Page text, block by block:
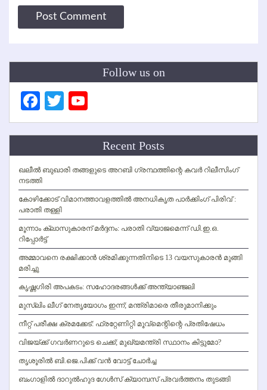
Follow us on
Facebook
Twitter
Channel
Recent Posts
ഖലീല്‍ ബുഖാരി തങ്ങളുടെ അറബി ഗ്രന്ഥത്തിന്റെ കവര്‍ റിലീസിംഗ്
നടത്തി
കോഴിക്കോട് വിമാനത്താവളത്തില്‍ അനധികൃത പാര്‍ക്കിംഗ് പിരിവ് :
പരാതി തള്ളി
മൂന്നാം ക്ലാസുകാരന് മര്‍ദ്ദനം: പരാതി വ്യാജമെന്ന് ഡി.ഇ.ഒ.
റിപ്പോര്‍ട്ട്
അമ്മാവനെ രക്ഷിക്കാന്‍ ശ്രമിക്കുന്നതിനിടെ 13 വയസുകാരന്‍ മുങ്ങി
മരിച്ചു
കൃഷ്ണഗിരി അപകടം: സഹോദരങ്ങള്‍ക്ക് അന്ത്യാഞ്ജലി
മുസ്ലിം ലീഗ് നേതൃയോഗം ഇന്ന്; മന്ത്രിമാരെ തീരുമാനിക്കും
നീറ്റ് പരീക്ഷ ക്രമക്കേട്: ഫ്രറ്റേണിറ്റി മൂവ്‌മെന്റിന്റെ പ്രതിഷേധം
വിജയ്ക്ക് ഗവര്‍ണറുടെ ചെക്ക്; മുഖ്യമന്ത്രി സ്ഥാനം കിട്ടുമോ?
തൃശൂരില്‍ ബി.ജെ.പിക്ക് വന്‍ വോട്ട് ചോര്‍ച്ച
ബംഗാളില്‍ ദാറുല്‍ഹുദ ഗേള്‍സ് ക്യാമ്പസ് പ്രവര്‍ത്തനം തുടങ്ങി